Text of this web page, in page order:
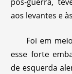
aos levantes e
Foi em
esse forte
de esquerda